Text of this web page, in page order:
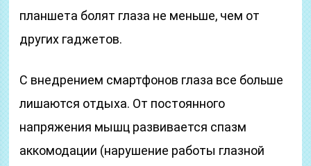
планшета болят глаза не меньше, чем от
других гаджетов.
С внедрением смартфонов глаза все больше
лишаются отдыха. От постоянного
напряжения мышц развивается спазм
аккомодации (нарушение работы глазной